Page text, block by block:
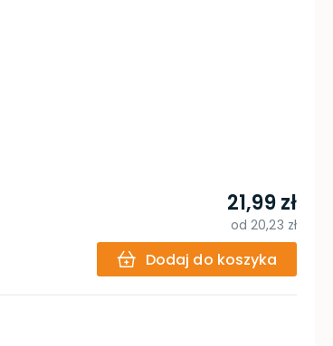
21,99 zł
od20,23 zł
Dodaj do koszyka